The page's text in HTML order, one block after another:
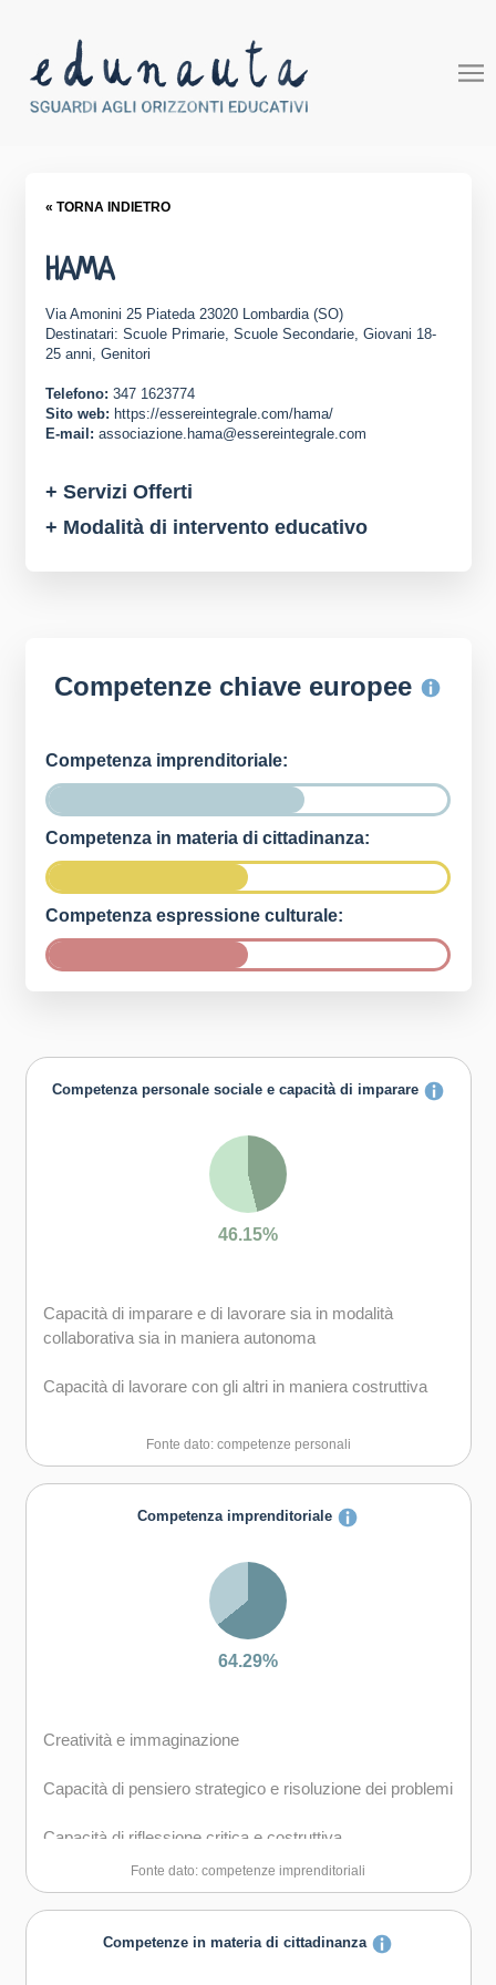
« TORNA INDIETRO
HAMA
Via Amonini 25 Piateda 23020 Lombardia (SO)
Destinatari: Scuole Primarie, Scuole Secondarie, Giovani 18-
25 anni, Genitori
Telefono: 347 1623774
Sito web: https://essereintegrale.com/hama/
E-mail: associazione.hama@essereintegrale.com
+ Servizi Offerti
+ Modalità di intervento educativo
Competenze chiave europee
Competenza imprenditoriale:
Competenza in materia di cittadinanza:
Competenza espressione culturale:
Competenza personale sociale e capacità di imparare
46.15%
Capacità di imparare e di lavorare sia in modalità
collaborativa sia in maniera autonoma
Capacità di lavorare con gli altri in maniera costruttiva
Capacità di comunicare costruttivamente in ambienti
Capacità di creare fiducia e provare empatia
Fonte dato: competenze personali
Competenza imprenditoriale
64.29%
Creatività e immaginazione
Capacità di pensiero strategico e risoluzione dei problemi
Capacità di riflessione critica e costruttiva
Capacità di lavorare sia in modalità collaborativa in
Fonte dato: competenze imprenditoriali
Competenze in materia di cittadinanza